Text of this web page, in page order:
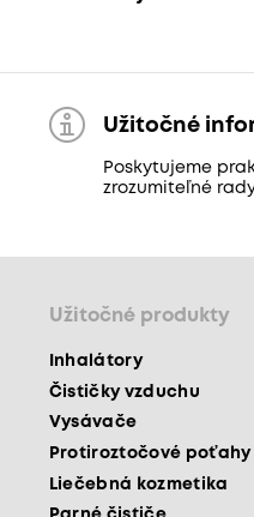
Užitočné
Poskytujeme
zrozumiteľné
Užitočné produkty
Inhalátory
Čističky vzduchu
Vysávače
Protiroztočové poťahy
Liečebná kozmetika